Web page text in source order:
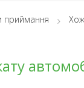
приймання